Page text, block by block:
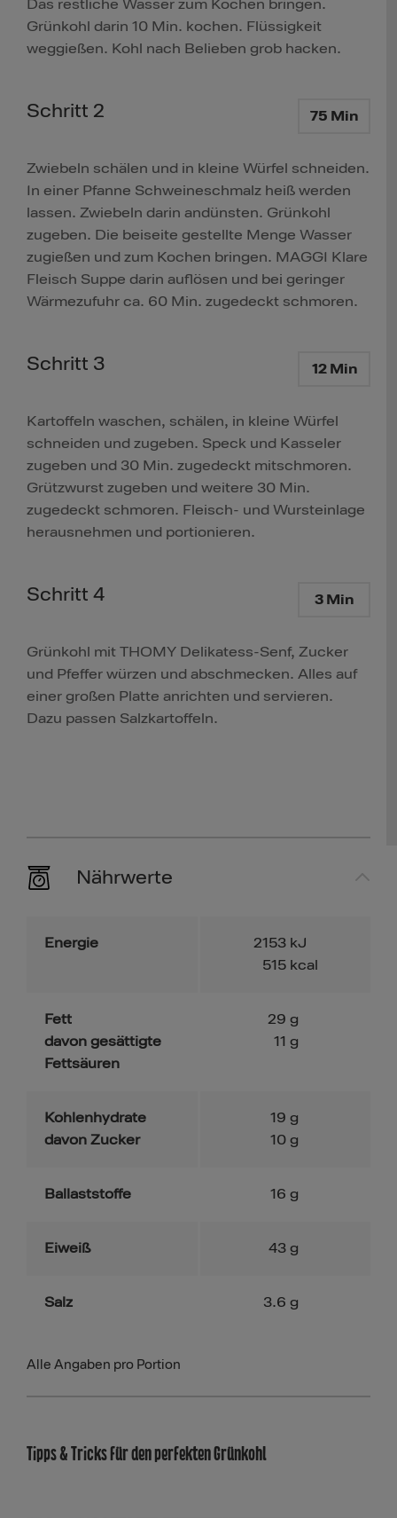
Das restliche Wasser zum Kochen bringen.
Grünkohl darin 10 Min. kochen. Flüssigkeit
weggießen. Kohl nach Belieben grob hacken.
Schritt 2 75 Min
Zwiebeln schälen und in kleine Würfel schneiden.
In einer Pfanne Schweineschmalz heiß werden
lassen. Zwiebeln darin andünsten. Grünkohl
zugeben. Die beiseite gestellte Menge Wasser
zugießen und zum Kochen bringen. MAGGI Klare
Fleisch Suppe darin auflösen und bei geringer
Wärmezufuhr ca. 60 Min. zugedeckt schmoren.
Schritt 3 12 Min
Kartoffeln waschen, schälen, in kleine Würfel
schneiden und zugeben. Speck und Kasseler
zugeben und 30 Min. zugedeckt mitschmoren.
Grützwurst zugeben und weitere 30 Min.
zugedeckt schmoren. Fleisch- und Wursteinlage
herausnehmen und portionieren.
Schritt 4 3 Min
Grünkohl mit THOMY Delikatess-Senf, Zucker
und Pfeffer würzen und abschmecken. Alles auf
einer großen Platte anrichten und servieren.
Dazu passen Salzkartoffeln.
Nährwerte
Energie 2153 kJ
515 kcal
Fett
davon gesättigte
Fettsäuren
29 g
11 g
Kohlenhydrate
davon Zucker
19 g
10 g
Ballaststoffe 16 g
Eiweiß 43 g
Salz 3.6 g
Alle Angaben pro Portion
Tipps & Tricks für den perfekten Grünkohl